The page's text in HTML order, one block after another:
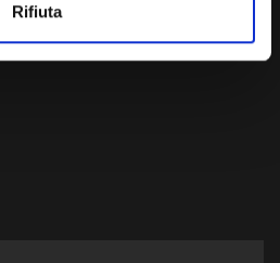
Rifiuta